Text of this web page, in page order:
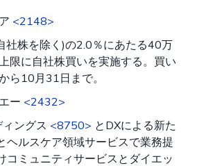
<2148>
社株を除く)の2.0％にあたる40万
限に自社株買いを実施する。買い
ら10月31日まで。
ー <2432>
ングス <8750> とDXによる新た
ヘルスケア領域サービスで業務提
コミュニティサービスとダイエッ